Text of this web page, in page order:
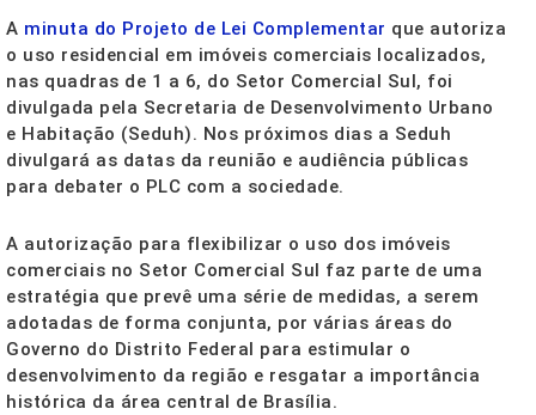
A minuta do Projeto de Lei Complementar que autoriza
o uso residencial em imóveis comerciais localizados,
nas quadras de 1 a 6, do Setor Comercial Sul, foi
divulgada pela Secretaria de Desenvolvimento Urbano
e Habitação (Seduh). Nos próximos dias a Seduh
divulgará as datas da reunião e audiência públicas
para debater o PLC com a sociedade.
A autorização para flexibilizar o uso dos imóveis
comerciais no Setor Comercial Sul faz parte de uma
estratégia que prevê uma série de medidas, a serem
adotadas de forma conjunta, por várias áreas do
Governo do Distrito Federal para estimular o
desenvolvimento da região e resgatar a importância
histórica da área central de Brasília.